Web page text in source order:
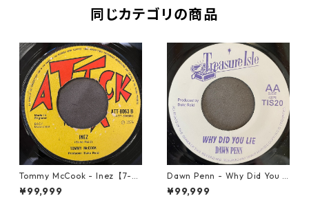
同じカテゴリの商品
Tommy McCook - Inez【7-21
840】
¥99,999
Dawn Penn - Why Did You Li
e【7-21938】
¥99,999